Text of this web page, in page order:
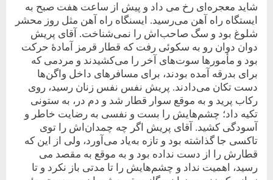
شاید معجره‌ای رخ می داد و پیش از ساعت هفت صبح به
ایستگاه راه آهن می‌رسید. ایسنگاه راه آهن مثل روز محشر
شلوغ بود و سگ صاحب‌اش را نمی‌شناخت. آقای پریش
دوان دوان رو به سکوئی رفت که قطار قرمز آمادۀ حرکت
بود و مأمورها سوت‌های آخر را می‌کشیدند و مردمی که
برای بدرقه آمده بودند، برای مسافرهای داخل واگن‌ها
دست تکان می‌دادند. پریش نفس نفس زنان رسید، روی
رکاب پرید و به موقع سوار قطار شد و دم در، به ستونی
تکیه داد؛ چشم‌هایش را بست و نفسی به رضایت خاطر و
آسودگی کشید. آقای پریش اگر چه چمدان‌اش را توی
تاکسی جا گذاشته بود و تازه به‌یاد می‌آورد، ولی از این که
قطارش را از دست نداده بود و به موقع به مقصد می
رسید، اهمیت نداد و چشم‌هایش را تا مدتی باز نکرد و تا